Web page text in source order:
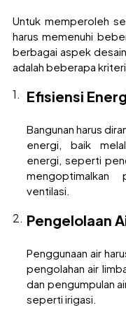
Untuk memperoleh
harus memenuhi
berbagai aspek
adalah beberapa
Efisiensi
Bangunan harus
energi, baik
energi, seperti
mengoptimalkan
ventilasi.
Pengelolaan
Penggunaan air
pengolahan air
dan pengumpulan
seperti irigasi.